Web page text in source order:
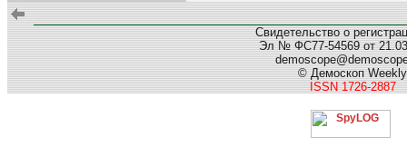
Свидетельство о
Эл № ФС77-54569 от
© Демоскоп Weekly
ISSN 1726-2887